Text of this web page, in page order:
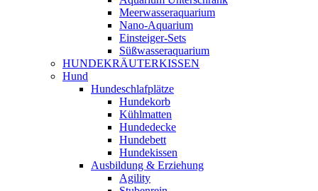
Meerwasseraquarium
Nano-Aquarium
Einsteiger-Sets
Süßwasseraquarium
HUNDEKRÄUTERKISSEN
Hund
Hundeschlafplätze
Hundekorb
Kühlmatten
Hundedecke
Hundebett
Hundekissen
Ausbildung & Erziehung
Agility